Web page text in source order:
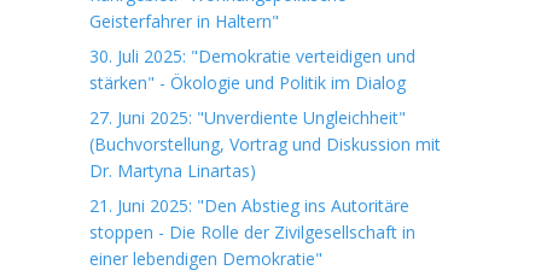
Geisterfahrer in Haltern"
30. Juli 2025: "Demokratie verteidigen und
stärken" - Ökologie und Politik im Dialog
27. Juni 2025: "Unverdiente Ungleichheit"
(Buchvorstellung, Vortrag und Diskussion mit
Dr. Martyna Linartas)
21. Juni 2025: "Den Abstieg ins Autoritäre
stoppen - Die Rolle der Zivilgesellschaft in
einer lebendigen Demokratie"